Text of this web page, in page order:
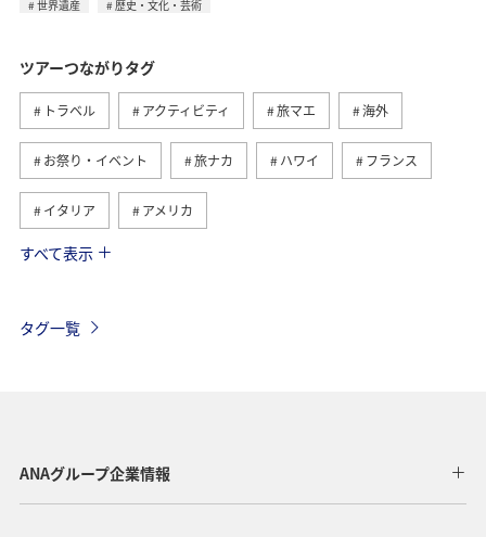
世界遺産
歴史・文化・芸術
ツアーつながりタグ
トラベル アクティビティ 旅マエ 海外
お祭り・イベント 旅ナカ ハワイ フランス
イタリア アメリカ
グルメ
歴史・文化・芸術 温泉 秋 韓国 春
すべて表示
タグ一覧
ANAグループ企業情報